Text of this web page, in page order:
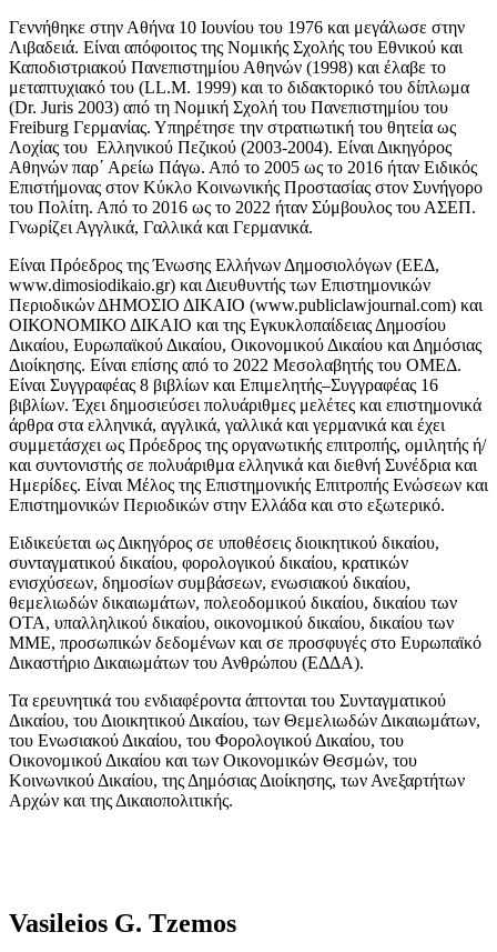
Γεννήθηκε στην Αθήνα 10 Ιουνίου του 1976 και μεγάλωσε στην
Λιβαδειά. Είναι απόφοιτος της Νομικής Σχολής του Εθνικού και
Καποδιστριακού Πανεπιστημίου Αθηνών (1998) και έλαβε το
μεταπτυχιακό του (LL.M. 1999) και το διδακτορικό του δίπλωμα
(Dr. Juris 2003) από τη Νομική Σχολή του Πανεπιστημίου του
Freiburg Γερμανίας. Υπηρέτησε την στρατιωτική του θητεία ως
Λοχίας του Ελληνικού Πεζικού (2003-2004). Είναι Δικηγόρος
Αθηνών παρ΄ Αρείω Πάγω. Από το 2005 ως το 2016 ήταν Ειδικός
Επιστήμονας στον Κύκλο Κοινωνικής Προστασίας στον Συνήγορο
του Πολίτη. Από το 2016 ως το 2022 ήταν Σύμβουλος του ΑΣΕΠ.
Γνωρίζει Αγγλικά, Γαλλικά και Γερμανικά.
Είναι Πρόεδρος της Ένωσης Ελλήνων Δημοσιολόγων (ΕΕΔ,
www.dimosiodikaio.gr) και Διευθυντής των Επιστημονικών
Περιοδικών ΔΗΜΟΣΙΟ ΔΙΚΑΙΟ (www.publiclawjournal.com) και
ΟΙΚΟΝΟΜΙΚΟ ΔΙΚΑΙΟ και της Εγκυκλοπαίδειας Δημοσίου
Δικαίου, Ευρωπαϊκού Δικαίου, Οικονομικού Δικαίου και Δημόσιας
Διοίκησης. Είναι επίσης από το 2022 Μεσολαβητής του ΟΜΕΔ.
Είναι Συγγραφέας 8 βιβλίων και Επιμελητής–Συγγραφέας 16
βιβλίων. Έχει δημοσιεύσει πολυάριθμες μελέτες και επιστημονικά
άρθρα στα ελληνικά, αγγλικά, γαλλικά και γερμανικά και έχει
συμμετάσχει ως Πρόεδρος της οργανωτικής επιτροπής, ομιλητής ή/
και συντονιστής σε πολυάριθμα ελληνικά και διεθνή Συνέδρια και
Ημερίδες. Είναι Μέλος της Επιστημονικής Επιτροπής Ενώσεων και
Επιστημονικών Περιοδικών στην Ελλάδα και στο εξωτερικό.
Ειδικεύεται ως Δικηγόρος σε υποθέσεις διοικητικού δικαίου,
συνταγματικού δικαίου, φορολογικού δικαίου, κρατικών
ενισχύσεων, δημοσίων συμβάσεων, ενωσιακού δικαίου,
θεμελιωδών δικαιωμάτων, πολεοδομικού δικαίου, δικαίου των
ΟΤΑ, υπαλληλικού δικαίου, οικονομικού δικαίου, δικαίου των
ΜΜΕ, προσωπικών δεδομένων και σε προσφυγές στο Ευρωπαϊκό
Δικαστήριο Δικαιωμάτων του Ανθρώπου (ΕΔΔΑ).
Τα ερευνητικά του ενδιαφέροντα άπτονται του Συνταγματικού
Δικαίου, του Διοικητικού Δικαίου, των Θεμελιωδών Δικαιωμάτων,
του Ενωσιακού Δικαίου, του Φορολογικού Δικαίου, του
Οικονομικού Δικαίου και των Οικονομικών Θεσμών, του
Κοινωνικού Δικαίου, της Δημόσιας Διοίκησης, των Ανεξαρτήτων
Αρχών και της Δικαιοπολιτικής.
Vasileios G. Tzemos